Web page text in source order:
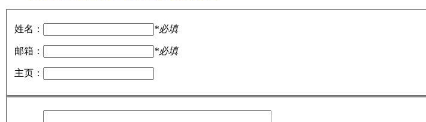
姓名： *必填
邮箱： *必填
主页：